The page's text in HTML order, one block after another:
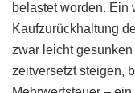
belastet worden. Ein
Kaufzurückhaltung
zwar leicht
zeitversetzt steigen,